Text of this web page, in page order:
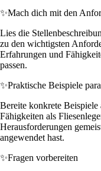
✨Mach dich mit den
Lies die
zu den wichtigsten
Erfahrungen und
passen.
✨Praktische Beispiele
Bereite konkrete
Fähigkeiten als
Herausforderungen
angewendet hast.
✨Fragen vorbereiten